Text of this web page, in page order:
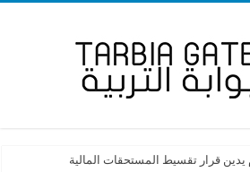
يدين قرار تقسيط المستحقات المالية